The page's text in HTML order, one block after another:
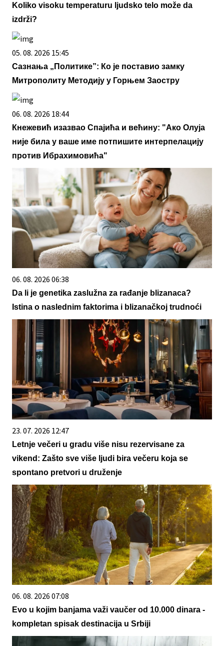
Koliko visoku temperaturu ljudsko telo može da
izdrži?
05. 08. 2026 15:45
Сазнања „Политике”: Ко је поставио замку
Митрополиту Методију у Горњем Заостру
06. 08. 2026 18:44
Кнежевић изазвао Спајића и већину: "Ако Олуја
није била у ваше име потпишите интерпелацију
против Ибрахимовића"
06. 08. 2026 06:38
Da li je genetika zaslužna za rađanje blizanaca?
Istina o naslednim faktorima i blizanačkoj trudnoći
23. 07. 2026 12:47
Letnje večeri u gradu više nisu rezervisane za
vikend: Zašto sve više ljudi bira večeru koja se
spontano pretvori u druženje
06. 08. 2026 07:08
Evo u kojim banjama važi vaučer od 10.000 dinara -
kompletan spisak destinacija u Srbiji